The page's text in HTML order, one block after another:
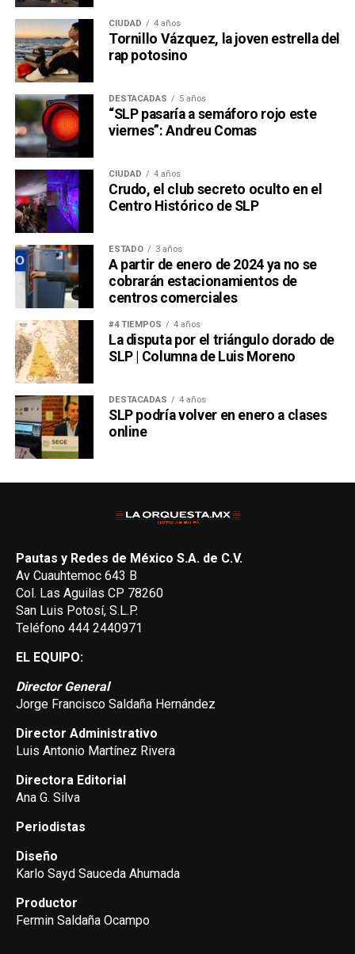
CIUDAD 4 años
Tornillo Vázquez, la joven estrella del
rap potosino
DESTACADAS 5 años
“SLP pasaría a semáforo rojo este
viernes”: Andreu Comas
CIUDAD 4 años
Crudo, el club secreto oculto en el
Centro Histórico de SLP
ESTADO 3 años
A partir de enero de 2024 ya no se
cobrarán estacionamientos de
centros comerciales
#4 TIEMPOS 4 años
La disputa por el triángulo dorado de
SLP | Columna de Luis Moreno
DESTACADAS 4 años
SLP podría volver en enero a clases
online
Pautas y Redes de México S.A. de C.V.
Av Cuauhtemoc 643 B
Col. Las Aguilas CP 78260
San Luis Potosí, S.L.P.
Teléfono 444 2440971
EL EQUIPO:
Director General
Jorge Francisco Saldaña Hernández
Director Administrativo
Luis Antonio Martínez Rivera
Directora Editorial
Ana G. Silva
Periodistas
Diseño
Karlo Sayd Sauceda Ahumada
Productor
Fermin Saldaña Ocampo